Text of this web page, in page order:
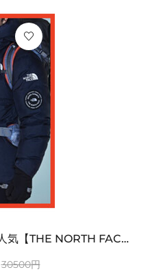
ノースフェイス 偽物 ダウン人気【THE NORTH FACE】M'S 7 SUMMIT HIM...
30500円